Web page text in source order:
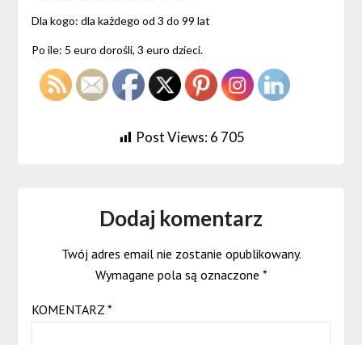
Dla kogo: dla każdego od 3 do 99 lat
Po ile: 5 euro dorośli, 3 euro dzieci.
Post Views:6 705
Dodaj komentarz
Twój adres email nie zostanie opublikowany.
Wymagane pola są oznaczone *
KOMENTARZ *